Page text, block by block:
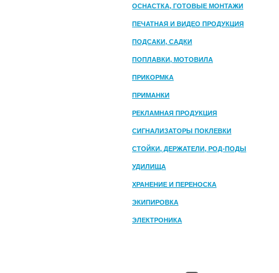
ОСНАСТКА, ГОТОВЫЕ МОНТАЖИ
ПЕЧАТНАЯ И ВИДЕО ПРОДУКЦИЯ
ПОДСАКИ, САДКИ
ПОПЛАВКИ, МОТОВИЛА
ПРИКОРМКА
ПРИМАНКИ
РЕКЛАМНАЯ ПРОДУКЦИЯ
СИГНАЛИЗАТОРЫ ПОКЛЕВКИ
СТОЙКИ, ДЕРЖАТЕЛИ, РОД-ПОДЫ
УДИЛИЩА
ХРАНЕНИЕ И ПЕРЕНОСКА
ЭКИПИРОВКА
ЭЛЕКТРОНИКА